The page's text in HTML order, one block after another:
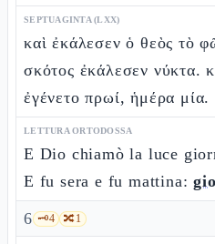
SEPTUAGINTA (LXX)
καὶ ἐκάλεσεν ὁ θεὸς τὸ
σκότος ἐκάλεσεν νύκτα.
ἐγένετο πρωί, ἡμέρα μία.
LETTURA ORTODOSSA
E Dio chiamò la luce
E fu sera e fu mattina:
6 🗝️4 🔀1